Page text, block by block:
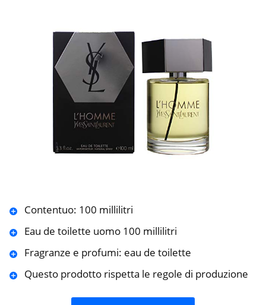
Contentuo: 100 millilitri
Eau de toilette uomo 100 millilitri
Fragranze e profumi: eau de toilette
Questo prodotto rispetta le regole di produzione